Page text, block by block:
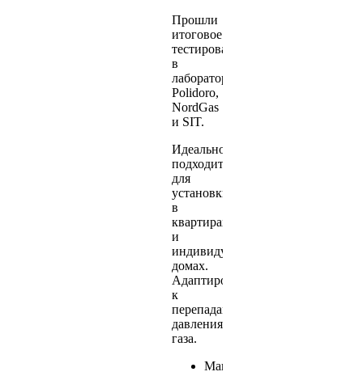
Прошли
итоговое
тестирование
в
лабораториях
Polidoro,
NordGas
и SIT.
Идеально
подходит
для
установки
в
квартирах
и
индивидуальных
домах.
Адаптированы
к
перепадам
давления
газа.
Максимальная